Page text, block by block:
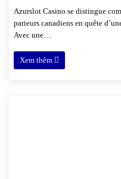
Azurslot Casino se distingue
parieurs canadiens en quête
Avec une…
Xem thêm